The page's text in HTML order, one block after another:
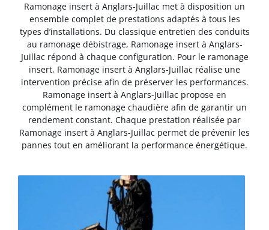
Ramonage insert à Anglars-Juillac met à disposition un
ensemble complet de prestations adaptés à tous les
types d’installations. Du classique entretien des conduits
au ramonage débistrage, Ramonage insert à Anglars-
Juillac répond à chaque configuration. Pour le ramonage
insert, Ramonage insert à Anglars-Juillac réalise une
intervention précise afin de préserver les performances.
Ramonage insert à Anglars-Juillac propose en
complément le ramonage chaudière afin de garantir un
rendement constant. Chaque prestation réalisée par
Ramonage insert à Anglars-Juillac permet de prévenir les
pannes tout en améliorant la performance énergétique.